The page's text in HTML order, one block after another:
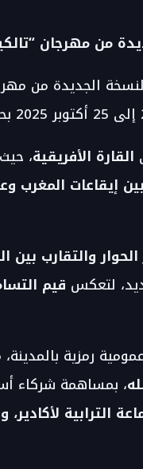
من مهرجان
الجديدة من
القارة الأفريقية،
إيقاعات المغرب
الحوار والتقارب بين
لتعكس قيم
رمزية بالمدينة،
، بمساهمة شركاء
لأكادير،